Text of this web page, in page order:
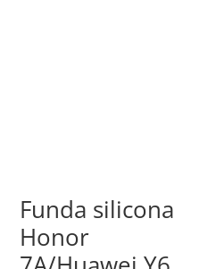
Funda silicona
Honor